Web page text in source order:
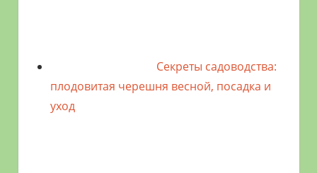
Секреты садоводства:
плодовитая черешня весной, посадка и
уход